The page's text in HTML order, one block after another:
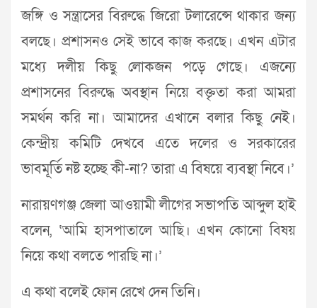
জঙ্গি ও সন্ত্রাসের বিরুদ্ধে জিরো টলারেন্সে থাকার জন্য
বলছে। প্রশাসনও সেই ভাবে কাজ করছে। এখন এটার
মধ্যে দলীয় কিছু লোকজন পড়ে গেছে। এজন্যে
প্রশাসনের বিরুদ্ধে অবস্থান নিয়ে বক্তৃতা করা আমরা
সমর্থন করি না। আমাদের এখানে বলার কিছু নেই।
কেন্দ্রীয় কমিটি দেখবে এতে দলের ও সরকারের
ভাবমূর্তি নষ্ট হচ্ছে কী-না? তারা এ বিষয়ে ব্যবস্থা নিবে।’
নারায়ণগঞ্জ জেলা আওয়ামী লীগের সভাপতি আব্দুল হাই
বলেন, ‘আমি হাসপাতালে আছি। এখন কোনো বিষয়
নিয়ে কথা বলতে পারছি না।’
এ কথা বলেই ফোন রেখে দেন তিনি।